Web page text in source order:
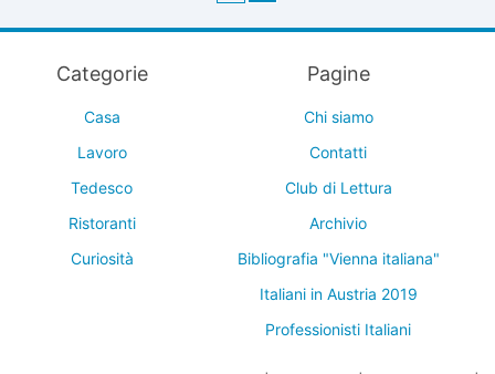
Categorie
Casa
Lavoro
Tedesco
Ristoranti
Curiosità
Pagine
Chi siamo
Contatti
Club di Lettura
Archivio
Bibliografia "Vienna italiana"
Italiani in Austria 2019
Professionisti Italiani